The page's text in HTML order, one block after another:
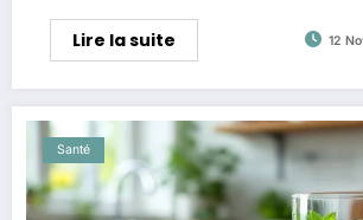
Lire la suite 12
Santé